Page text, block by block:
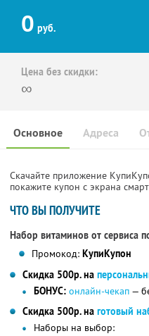
0 руб.
Цена без скидки:
∞
Основное Адреса
Скачайте приложение
покажите купон с экрана
ЧТО ВЫ ПОЛУЧИТЕ
Набор витаминов от сервиса
Промокод: КупиКупон
Скидка 500р. на
БОНУС: онлайн-чекап —
Скидка 500р. на готовый
Наборы на выбор: